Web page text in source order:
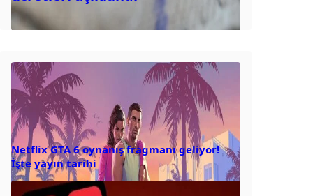
Netflix GTA 6 oynanış fragmanı geliyor!
İşte yayın tarihi